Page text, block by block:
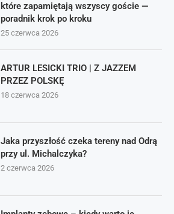
które zapamiętają wszyscy goście —
poradnik krok po kroku
25 czerwca 2026
ARTUR LESICKI TRIO | Z JAZZEM
PRZEZ POLSKĘ
18 czerwca 2026
Jaka przyszłość czeka tereny nad Odrą
przy ul. Michalczyka?
2 czerwca 2026